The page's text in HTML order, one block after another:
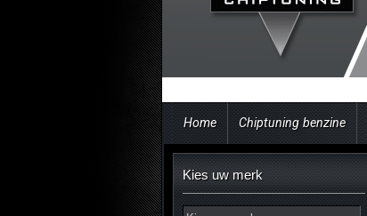
Home Chiptuning benzine
Kies uw merk